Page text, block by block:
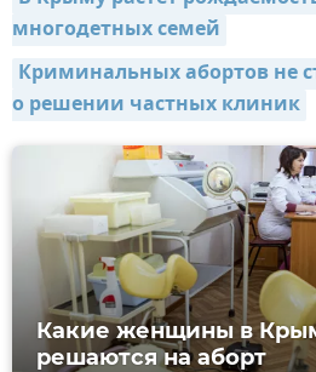
многодетных семей
Криминальных абортов не
о решении частных клиник
Какие женщины в
решаются на аборт